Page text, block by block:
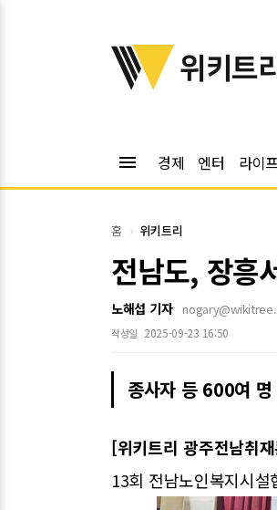
위키트리
위키트리
menu 경제 엔터 라이프
홈 위키트리
전남도, 장흥
노해섭 기자
작성일 2025-09-23 16:50
종사자 등 600여
[위키트리 광주전남취
13회 전남노인복지시